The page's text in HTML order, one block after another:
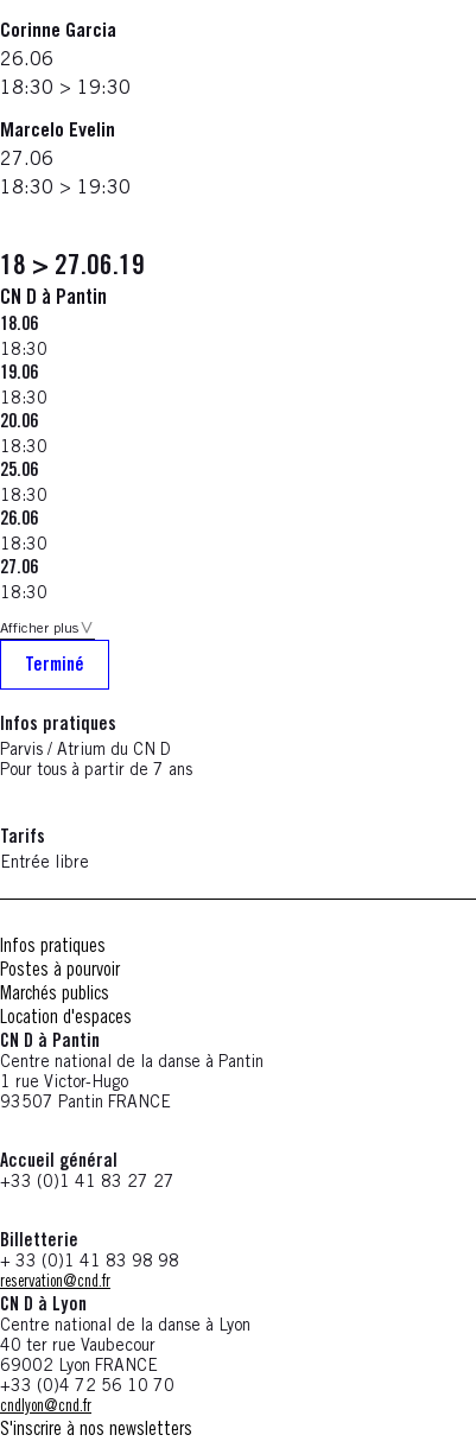
Corinne Garcia
26.06
18:30 > 19:30
Marcelo Evelin
27.06
18:30 > 19:30
18 > 27.06.19
CN D à Pantin
18.06
18:30
19.06
18:30
20.06
18:30
25.06
18:30
26.06
18:30
27.06
18:30
Afficher plus
Terminé
Infos pratiques
Parvis / Atrium du CN D
Pour tous à partir de 7 ans
Tarifs
Entrée libre
Infos pratiques
Postes à pourvoir
Marchés publics
Location d'espaces
CN D à Pantin
Centre national de la danse à Pantin
1 rue Victor-Hugo
93507 Pantin FRANCE
Accueil général
+33 (0)1 41 83 27 27
Billetterie
+ 33 (0)1 41 83 98 98
reservation@cnd.fr
CN D à Lyon
Centre national de la danse à Lyon
40 ter rue Vaubecour
69002 Lyon FRANCE
+33 (0)4 72 56 10 70
cndlyon@cnd.fr
S'inscrire à nos newsletters